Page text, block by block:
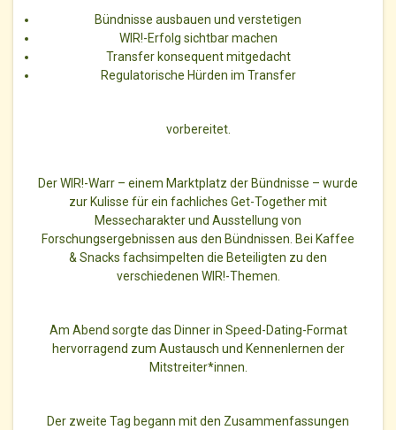
Bündnisse ausbauen und verstetigen
WIR!-Erfolg sichtbar machen
Transfer konsequent mitgedacht
Regulatorische Hürden im Transfer
vorbereitet.
Der WIR!-Warr – einem Marktplatz der Bündnisse – wurde
zur Kulisse für ein fachliches Get-Together mit
Messecharakter und Ausstellung von
Forschungsergebnissen aus den Bündnissen. Bei Kaffee
& Snacks fachsimpelten die Beteiligten zu den
verschiedenen WIR!-Themen.
Am Abend sorgte das Dinner in Speed-Dating-Format
hervorragend zum Austausch und Kennenlernen der
Mitstreiter*innen.
Der zweite Tag begann mit den Zusammenfassungen